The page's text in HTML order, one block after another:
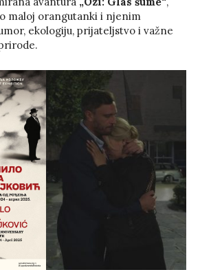
maloj orangutanki i njenim
ekologiju, prijateljstvo i važne